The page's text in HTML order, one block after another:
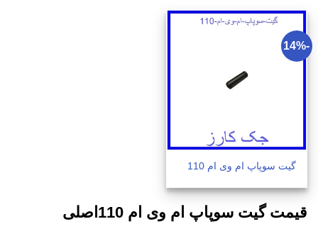
-14%
گیت سوپاپ ام وی ام 110
قیمت گیت سوپاپ ام وی ام 110اصلی